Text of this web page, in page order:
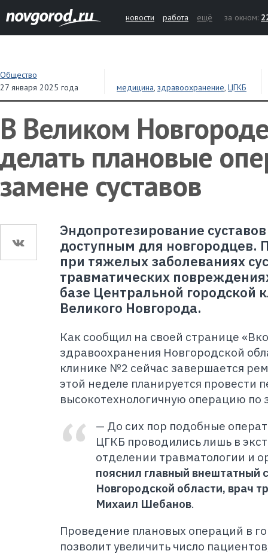
новости работа ещё за окном:
Общество
27 января 2025 года
медицина, здравоохранение, ЦГКБ
В Великом
делать плановые
замене суставов
Эндопротезирование
доступным для новгородцев.
при тяжелых заболеваниях
травматических
базе Центральной городской
Великого Новгорода.
Как сообщил на своей странице
здравоохранения Новгородской
клинике №2 сейчас завершается
этой неделе планируется провести
высокотехнологичную операцию по
— До сих пор подобные
ЦГКБ проводились лишь в
отделении травматологии и
пояснил главный внештатный
Новгородской области, врач
Михаил Шебанов.
Проведение плановых операций в
позволит увеличить число